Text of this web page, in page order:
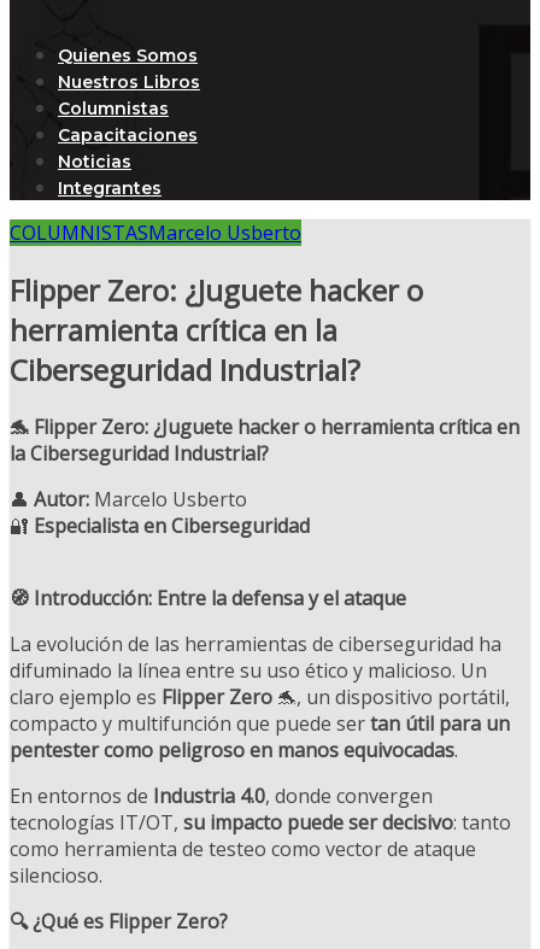
Quienes Somos
Nuestros Libros
Columnistas
Capacitaciones
Noticias
Integrantes
COLUMNISTASMarcelo Usberto
Flipper Zero: ¿Juguete hacker o
herramienta crítica en la
Ciberseguridad Industrial?
🐬 Flipper Zero: ¿Juguete hacker o herramienta crítica en
la Ciberseguridad Industrial?
👤 Autor: Marcelo Usberto
🔐 Especialista en Ciberseguridad
🧭 Introducción: Entre la defensa y el ataque
La evolución de las herramientas de ciberseguridad ha
difuminado la línea entre su uso ético y malicioso. Un
claro ejemplo es Flipper Zero 🐬, un dispositivo portátil,
compacto y multifunción que puede sertan útil para un
pentester como peligroso en manos equivocadas.
En entornos de Industria 4.0, donde convergen
tecnologías IT/OT, su impacto puede ser decisivo: tanto
como herramienta de testeo como vector de ataque
silencioso.
🔍 ¿Qué es Flipper Zero?